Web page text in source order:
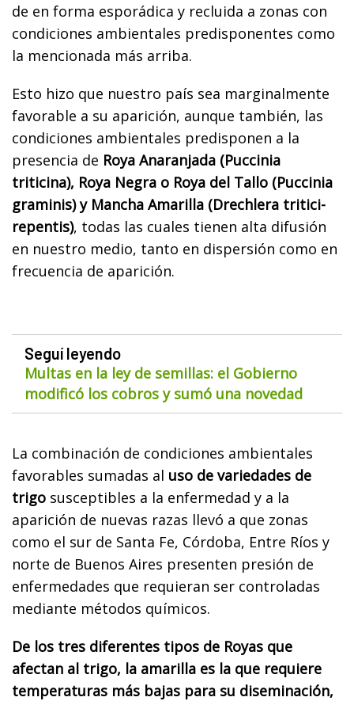
de en forma esporádica y recluida a zonas con
condiciones ambientales predisponentes como
la mencionada más arriba.
Esto hizo que nuestro país sea marginalmente
favorable a su aparición, aunque también, las
condiciones ambientales predisponen a la
presencia de Roya Anaranjada (Puccinia
triticina), Roya Negra o Roya del Tallo (Puccinia
graminis) y Mancha Amarilla (Drechlera tritici-
repentis), todas las cuales tienen alta difusión
en nuestro medio, tanto en dispersión como en
frecuencia de aparición.
Seguí leyendo
Multas en la ley de semillas: el Gobierno
modificó los cobros y sumó una novedad
La combinación de condiciones ambientales
favorables sumadas al uso de variedades de
trigo susceptibles a la enfermedad y a la
aparición de nuevas razas llevó a que zonas
como el sur de Santa Fe, Córdoba, Entre Ríos y
norte de Buenos Aires presenten presión de
enfermedades que requieran ser controladas
mediante métodos químicos.
De los tres diferentes tipos de Royas que
afectan al trigo, la amarilla es la que requiere
temperaturas más bajas para su diseminación,